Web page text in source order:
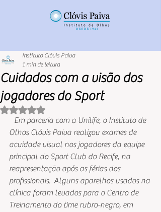
Cuidados com a visão dos
jogadores do Sport
Instituto Clóvis Paiva
1 min de leitura
Avaliado com NaN de 5 estrelas.
Em parceria com a Unilife, o Instituto de
Olhos Clóvis Paiva realizou exames de
acuidade visual nos jogadores da equipe
principal do Sport Club do Recife, na
reapresentação após as férias dos
profissionais.  Alguns aparelhos usados na
clínica foram levados para o Centro de
Treinamento do time rubro-negro, em